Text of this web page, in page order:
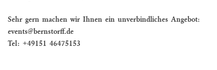
Sehr gern machen wir Ihnen ein unverbindliches Angebot:
events@bernstorff.de
Tel: +49151 46475153